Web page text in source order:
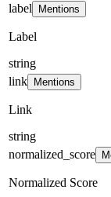
label
Mentions
Label
string
link
Mentions
Link
string
normalized_score
Normalized Score